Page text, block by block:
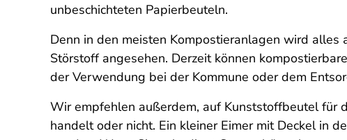
unbeschichteten Papierbeuteln.
Denn in den meisten Kompostieranlagen wird
Störstoff angesehen. Derzeit können
der Verwendung bei der Kommune oder dem
Wir empfehlen außerdem, auf Kunststoffbeutel für
handelt oder nicht. Ein kleiner Eimer mit Deckel in